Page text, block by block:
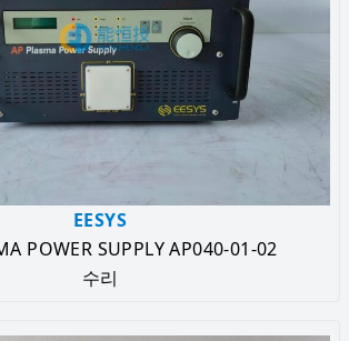
EESYS
POWER SUPPLY AP040-01-02
수리